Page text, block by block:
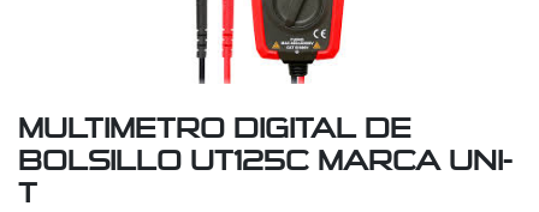
MULTIMETRO DIGITAL DE
BOLSILLO UT125C MARCA UNI-
T